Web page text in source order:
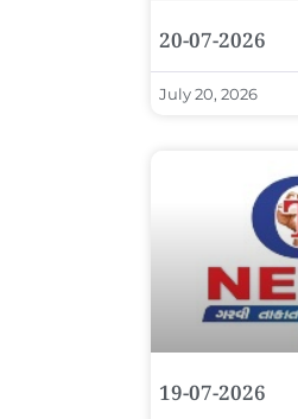
20-07-2026
July 20, 2026
19-07-2026